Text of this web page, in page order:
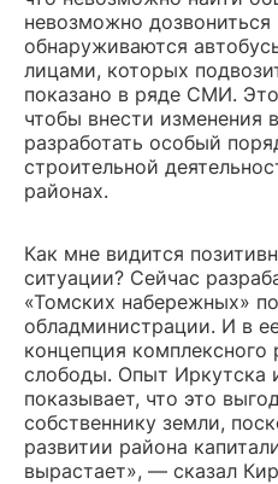
невозможно
обнаруживаются
лицами, которых
показано в ряде СМИ.
чтобы внести изменения
разработать особый
строительной
районах.
Как мне видится
ситуации? Сейчас
«Томских набережных»
обладминистрации. И в
концепция комплексного
слободы. Опыт Иркутска
показывает, что это
собственнику земли,
развитии района
вырастает», — сказал